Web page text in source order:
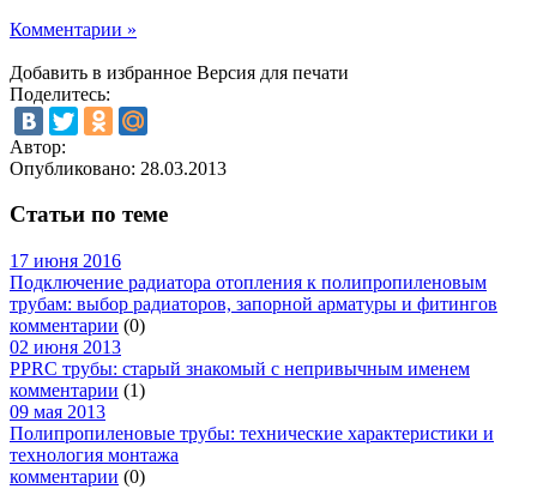
Комментарии »
Добавить в избранное Версия для печати
Поделитесь:
Автор:
Опубликовано: 28.03.2013
Статьи по теме
17 июня 2016
Подключение радиатора отопления к полипропиленовым
трубам: выбор радиаторов, запорной арматуры и фитингов
комментарии (0)
02 июня 2013
PPRC трубы: старый знакомый с непривычным именем
комментарии (1)
09 мая 2013
Полипропиленовые трубы: технические характеристики и
технология монтажа
комментарии (0)